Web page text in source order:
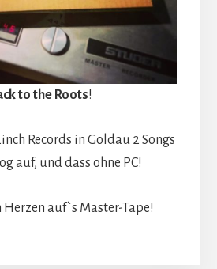
to the Roots!
Records in Goldau 2 Songs
auf, und dass ohne PC!
Herzen auf`s Master-Tape!